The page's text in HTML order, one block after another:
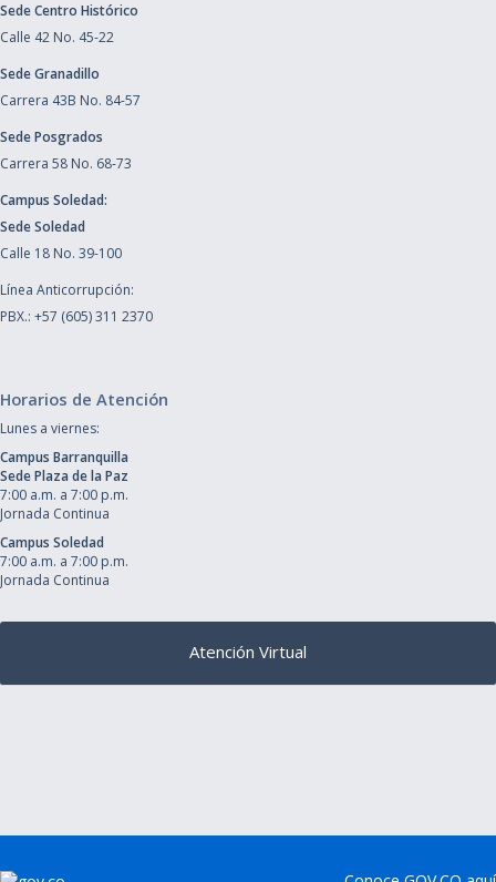
Sede Centro Histórico
Calle 42 No. 45-22
Sede Granadillo
Carrera 43B No. 84-57
Sede Posgrados
Carrera 58 No. 68-73
Campus Soledad:
Sede Soledad
Calle 18 No. 39-100
Línea Anticorrupción:
PBX.: +57 (605) 311 2370
Horarios de Atención
Lunes a viernes:
Campus Barranquilla
Sede Plaza de la Paz
7:00 a.m. a 7:00 p.m.
Jornada Continua
Campus Soledad
7:00 a.m. a 7:00 p.m.
Jornada Continua
Atención Virtual